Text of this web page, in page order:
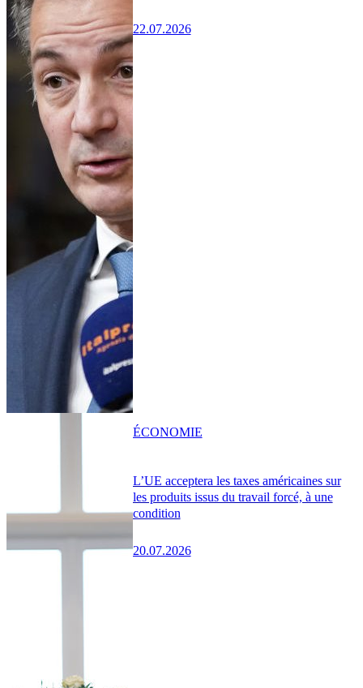
22.07.2026
L’UE acceptera les taxes américaines sur
les produits issus du travail forcé, à une
condition
20.07.2026
ÉCONOMIE